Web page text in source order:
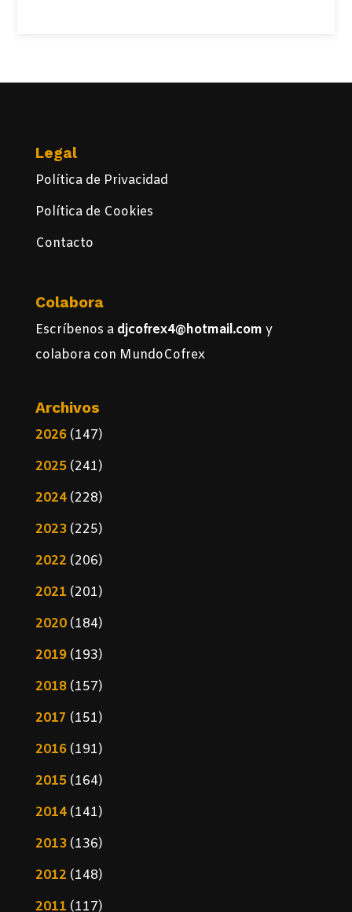
Legal
Política de Privacidad
Política de Cookies
Contacto
Colabora
Escríbenos a djcofrex4@hotmail.com y
colabora con MundoCofrex
Archivos
2026(147)
2025(241)
2024(228)
2023(225)
2022 (206)
2021 (201)
2020(184)
2019(193)
2018(157)
2017 (151)
2016(191)
2015(164)
2014(141)
2013(136)
2012 (148)
2011 (117)